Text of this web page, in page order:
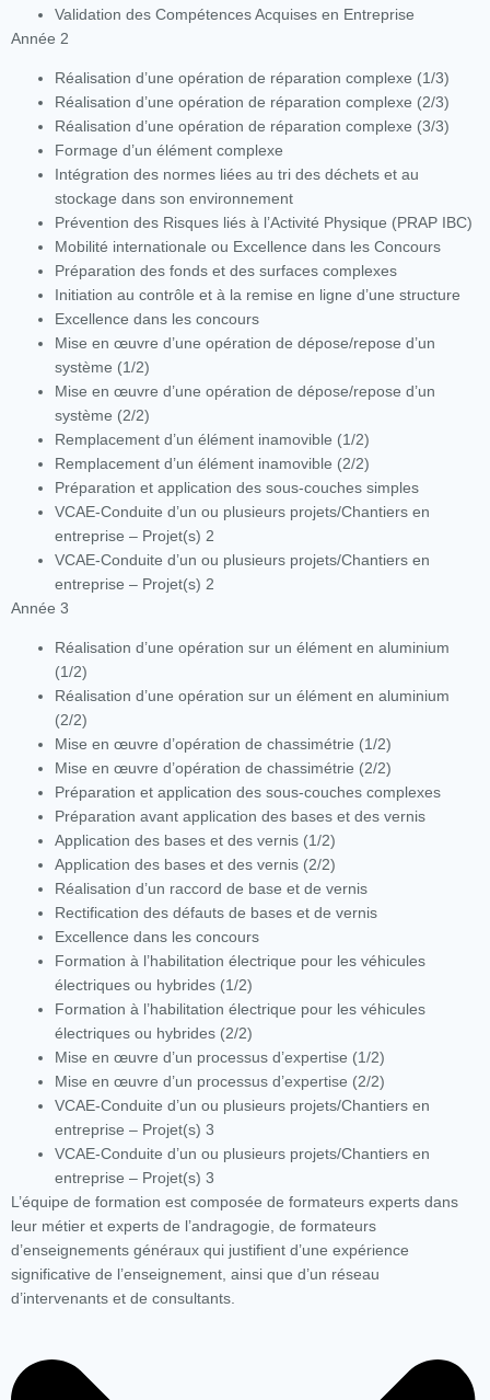
Validation des Compétences Acquises en Entreprise
Année 2
Réalisation d’une opération de réparation complexe (1/3)
Réalisation d’une opération de réparation complexe (2/3)
Réalisation d’une opération de réparation complexe (3/3)
Formage d’un élément complexe
Intégration des normes liées au tri des déchets et au
stockage dans son environnement
Prévention des Risques liés à l’Activité Physique (PRAP IBC)
Mobilité internationale ou Excellence dans les Concours
Préparation des fonds et des surfaces complexes
Initiation au contrôle et à la remise en ligne d’une structure
Excellence dans les concours
Mise en œuvre d’une opération de dépose/repose d’un
système (1/2)
Mise en œuvre d’une opération de dépose/repose d’un
système (2/2)
Remplacement d’un élément inamovible (1/2)
Remplacement d’un élément inamovible (2/2)
Préparation et application des sous-couches simples
VCAE-Conduite d’un ou plusieurs projets/Chantiers en
entreprise – Projet(s) 2
VCAE-Conduite d’un ou plusieurs projets/Chantiers en
entreprise – Projet(s) 2
Année 3
Réalisation d’une opération sur un élément en aluminium
(1/2)
Réalisation d’une opération sur un élément en aluminium
(2/2)
Mise en œuvre d’opération de chassimétrie (1/2)
Mise en œuvre d’opération de chassimétrie (2/2)
Préparation et application des sous-couches complexes
Préparation avant application des bases et des vernis
Application des bases et des vernis (1/2)
Application des bases et des vernis (2/2)
Réalisation d’un raccord de base et de vernis
Rectification des défauts de bases et de vernis
Excellence dans les concours
Formation à l’habilitation électrique pour les véhicules
électriques ou hybrides (1/2)
Formation à l’habilitation électrique pour les véhicules
électriques ou hybrides (2/2)
Mise en œuvre d’un processus d’expertise (1/2)
Mise en œuvre d’un processus d’expertise (2/2)
VCAE-Conduite d’un ou plusieurs projets/Chantiers en
entreprise – Projet(s) 3
VCAE-Conduite d’un ou plusieurs projets/Chantiers en
entreprise – Projet(s) 3
L’équipe de formation est composée de formateurs experts dans
leur métier et experts de l’andragogie, de formateurs
d’enseignements généraux qui justifient d’une expérience
significative de l’enseignement, ainsi que d’un réseau
d’intervenants et de consultants.